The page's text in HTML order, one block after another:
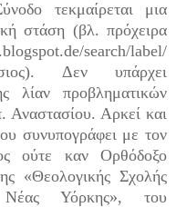
τεκμαίρεται μια
στάση (βλ. πρόχειρα
search/label/
Δεν υπάρχει
λίαν προβληματικών
Αναστασίου. Αρκεί και
συνυπογράφει με τον
ούτε καν Ορθόδοξο
«Θεολογικής Σχολής
Υόρκης», του